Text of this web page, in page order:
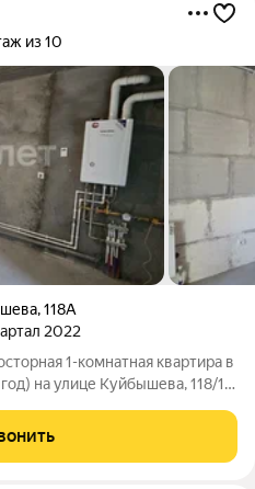
из 10
,118А
2022
1-комнатная квартира в
на улице Куйбышева, 118/1.
и дворе: Кирпичный дом, 12